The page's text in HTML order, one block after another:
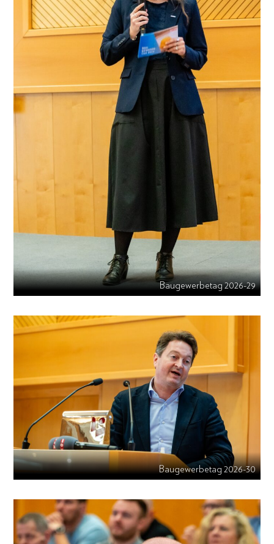
Baugewerbetag 2026-29
Baugewerbetag 2026-30